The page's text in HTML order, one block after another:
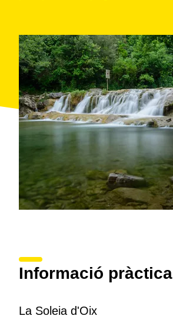
Informació pràctica
La Soleia d'Oix